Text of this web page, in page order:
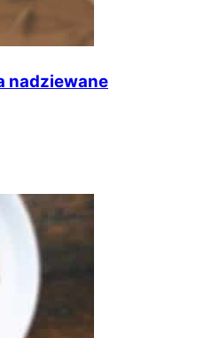
nadziewane